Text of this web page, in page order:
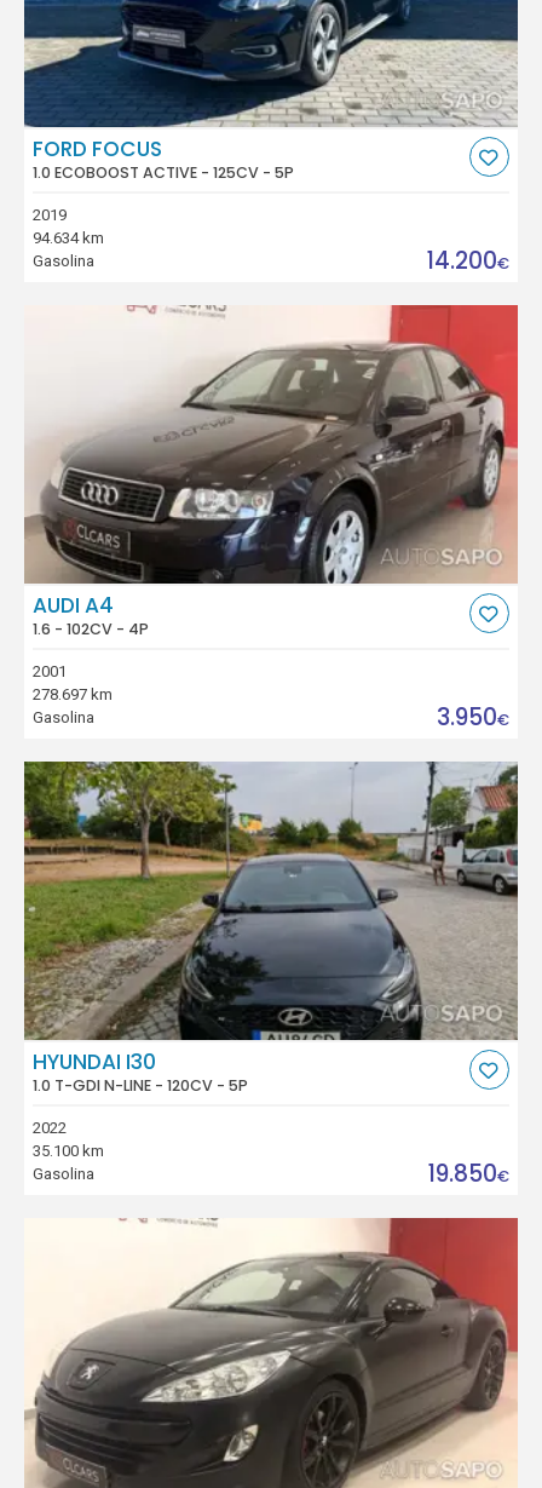
FORD FOCUS
1.0 ECOBOOST ACTIVE - 125CV - 5P
2019
94.634 km
Gasolina
14.200€
AUDI A4
1.6 - 102CV - 4P
2001
278.697 km
Gasolina
3.950€
HYUNDAI I30
1.0 T-GDI N-LINE - 120CV - 5P
2022
35.100 km
Gasolina
19.850€